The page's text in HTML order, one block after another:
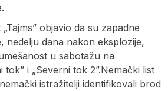
objavio da su zapadne
nedelju dana nakon eksplozije,
u sabotažu na
tok” i „Severni tok 2”.Nemački list
istražitelji identifikovali brod